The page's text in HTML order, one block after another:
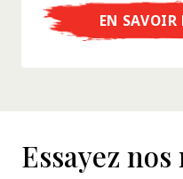
EN
Essayez nos